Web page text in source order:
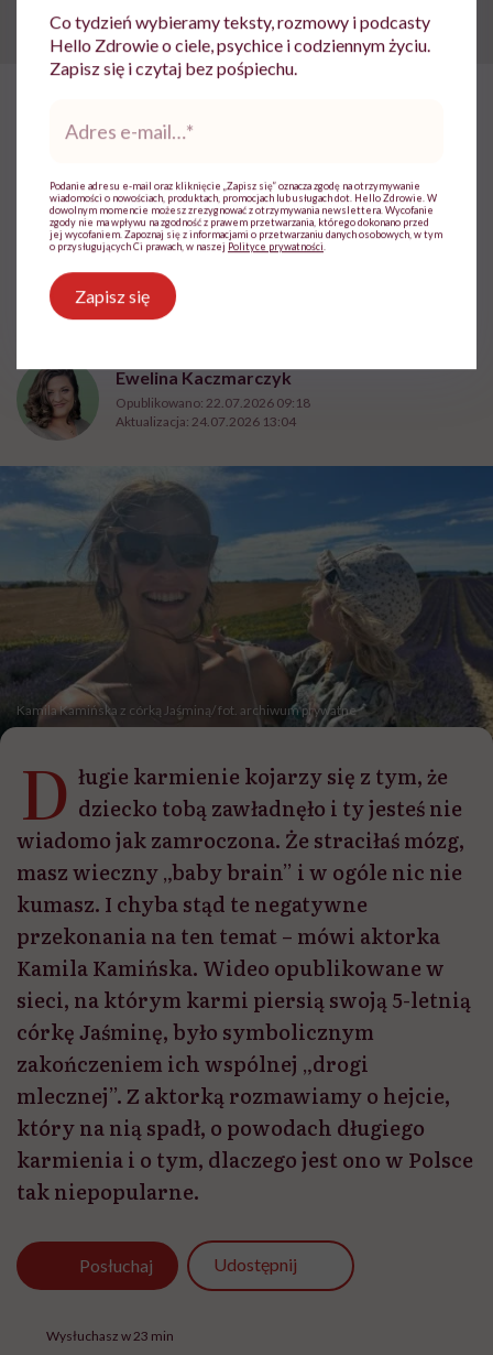
HelloZdrowie: Życie Rodzicielstwo
Kamila Kamińska o karmieniu
piersią swojej 5-letniej córki: „W
jakich czasach my żyjemy, że
naturalne sprawy musimy
normalizować?”
Ewelina Kaczmarczyk
Opublikowano: 22.07.2026 09:18
Aktualizacja: 24.07.2026 13:04
Kamila Kamińska z córką Jaśminą/ fot. archiwum prywatne
D ługie karmienie kojarzy się z tym, że
dziecko tobą zawładnęło i ty jesteś nie
wiadomo jak zamroczona. Że straciłaś mózg,
masz wieczny „baby brain” i w ogóle nic nie
kumasz. I chyba stąd te negatywne
przekonania na ten temat – mówi aktorka
Kamila Kamińska. Wideo opublikowane w
sieci, na którym karmi piersią swoją 5-letnią
córkę Jaśminę, było symbolicznym
zakończeniem ich wspólnej „drogi
mlecznej”. Z aktorką rozmawiamy o hejcie,
który na nią spadł, o powodach długiego
karmienia i o tym, dlaczego jest ono w Polsce
tak niepopularne.
Posłuchaj Udostępnij
Wysłuchasz w 23 min
Co tydzień wybieramy teksty, rozmowy i podcasty
Hello Zdrowie o ciele, psychice i codziennym życiu.
Zapisz się i czytaj bez pośpiechu.
*
Podanie adresu e-mail oraz kliknięcie „Zapisz się” oznacza zgodę na otrzymywanie
wiadomości o nowościach, produktach, promocjach lub usługach dot. Hello Zdrowie. W
dowolnym momencie możesz zrezygnować z otrzymywania newslettera. Wycofanie
zgody nie ma wpływu na zgodność z prawem przetwarzania, którego dokonano przed
jej wycofaniem. Zapoznaj się z informacjami o przetwarzaniu danych osobowych, w tym
o przysługujących Ci prawach, w naszej Polityce prywatności
Zapisz się